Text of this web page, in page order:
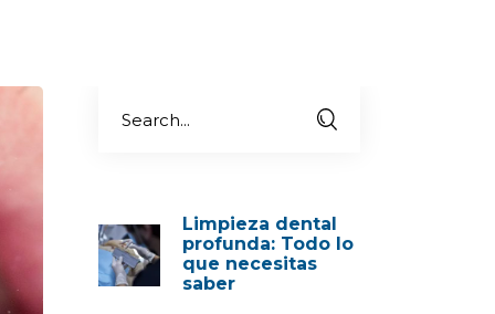
Limpieza dental
profunda: Todo lo
que necesitas
saber